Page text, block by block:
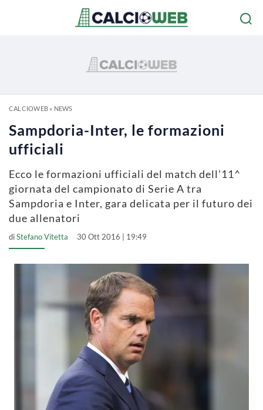
CALCIOWEB» NEWS
Sampdoria-Inter, le formazioni
ufficiali
Ecco le formazioni ufficiali del match dell'11^
giornata del campionato di Serie A tra
Sampdoria e Inter, gara delicata per il futuro dei
due allenatori
diStefano Vitetta 30 Ott 2016 | 19:49